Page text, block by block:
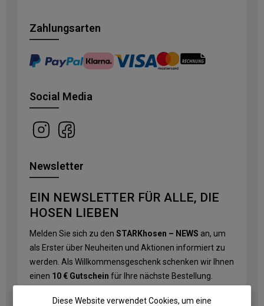
Zahlungsarten
Social Media
Newsletter
EIN NEWSLETTER FÜR ALLE, DIE
HOSEN LIEBEN
Melden Sie sich zu den STARKhosen – NEWS an, um
als Erster über Neuheiten und Aktionen informiert zu
werden. Als Willkommensgeschenk schenken wir Ihnen
einen 10 € Gutschein für Ihre nächste Bestellung.
E-Mail-Adresse*
Diese Website verwendet Cookies, um eine